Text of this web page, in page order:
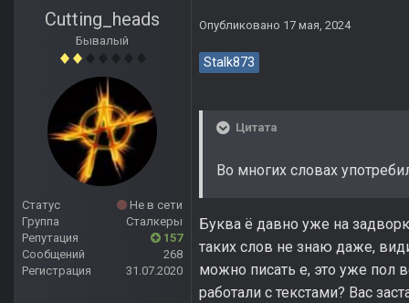
Cutting_heads
Бывалый
Статус
Не в сети
Группа
Сталкеры
Репутация
157
Сообщений
268
Регистрация
31.07.2020
Опубликовано 17 мая, 2024
Stalk873
Цитата
Во многих словах
Буква ё давно уже на
таких слов не знаю даже,
можно писать е, это уже пол
работали с текстами? Вас